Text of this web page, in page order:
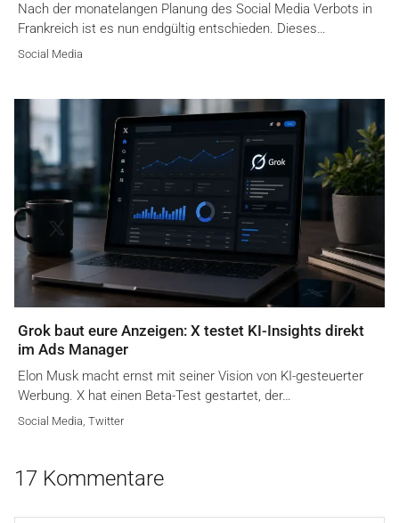
Nach der monatelangen Planung des Social Media Verbots in
Frankreich ist es nun endgültig entschieden. Dieses…
Social Media
Grok baut eure Anzeigen: X testet KI-Insights direkt
im Ads Manager
Elon Musk macht ernst mit seiner Vision von KI-gesteuerter
Werbung. X hat einen Beta-Test gestartet, der…
Social Media, Twitter
17 Kommentare